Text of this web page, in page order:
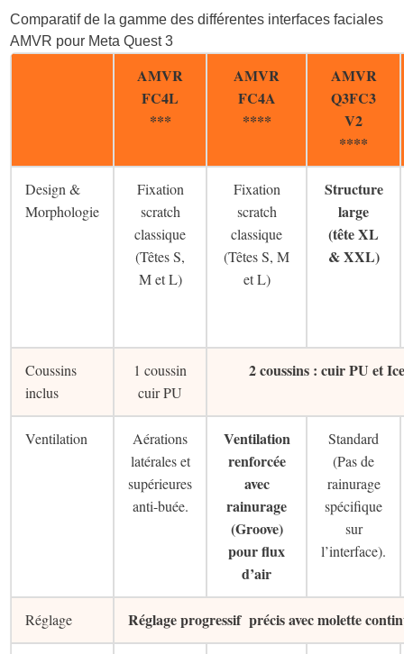
Comparatif de la gamme des différentes interfaces faciales
AMVR pour Meta Quest 3
AMVR
FC4L
***
AMVR
FC4A
****
AMVR
Q3FC3
V2
****
Design &
Morphologie
Fixation
scratch
classique
(Têtes S,
M et L)
Fixation
scratch
classique
(Têtes S, M
et L)
Structure
large
(tête XL
& XXL)
Coussins
inclus
1 coussin
cuir PU
2 coussins : cuir PU et
Ventilation
Aérations
latérales et
supérieures
anti-buée.
Ventilation
renforcée
avec
rainurage
(Groove)
pour flux
d’air
Standard
(Pas de
rainurage
spécifique
sur
l’interface).
Réglage Réglage progressif précis avec molette